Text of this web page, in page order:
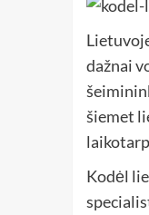
dažnai
šiemet
Kodėl